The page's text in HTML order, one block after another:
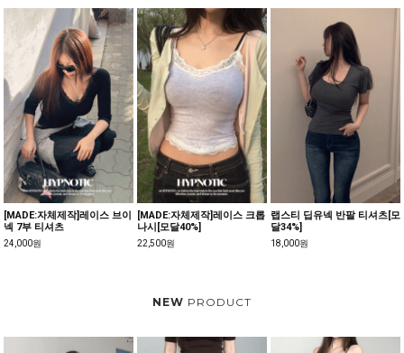
[MADE:자체제작]양브이 크롭
가디건[텐셀70%]
델브 라운드 시스루 가디건
21,000원
테리슨 살안타 브이넥 가디건
26,000원